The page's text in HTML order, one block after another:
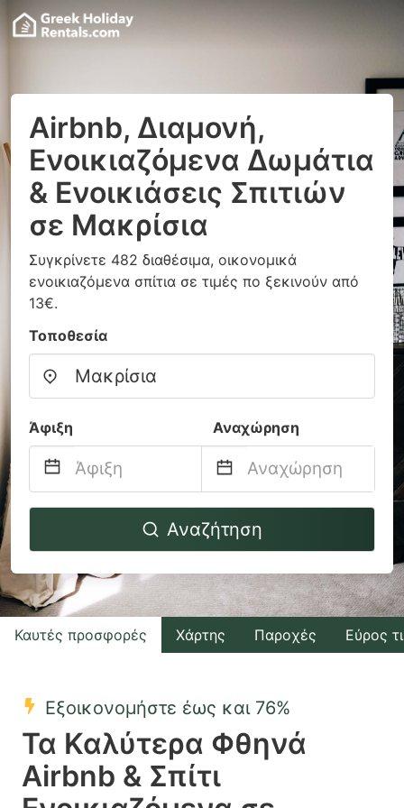
Airbnb, Διαμονή,
Ενοικιαζόμενα Δωμάτια
& Ενοικιάσεις Σπιτιών
σε Μακρίσια
Συγκρίνετε 482 διαθέσιμα, οικονομικά
ενοικιαζόμενα σπίτια σε τιμές πο ξεκινούν από
13€.
Τοποθεσία
Άφιξη Αναχώρηση
Navigate
to
interact
with
the
select
a
date.
Press
Navigate
backward
to
interact
with
the
select
a
Press
Αναζήτηση
Καυτές προσφορές Χάρτης Παροχές Εύρος
Εξοικονομήστε έως και 76%
Τα Καλύτερα Φθηνά
Airbnb & Σπίτι